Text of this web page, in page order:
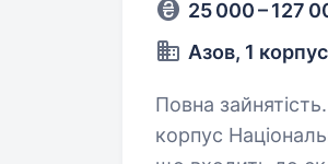
25 000 – 127
Азов, 1
Повна зайнятість.
корпус